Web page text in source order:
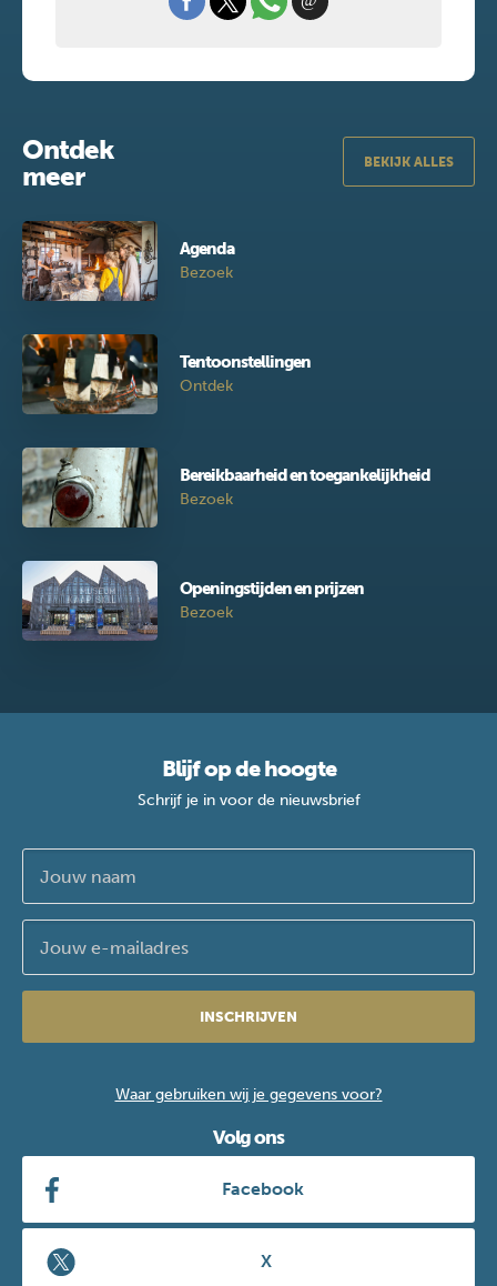
Ontdek
meer
BEKIJK ALLES
Agenda
Bezoek
Tentoonstellingen
Ontdek
Bereikbaarheid en toegankelijkheid
Bezoek
Openingstijden en prijzen
Bezoek
Blijf op de hoogte
Schrijf je in voor de nieuwsbrief
INSCHRIJVEN
Waar gebruiken wij je gegevens voor?
Volg ons
Facebook
X